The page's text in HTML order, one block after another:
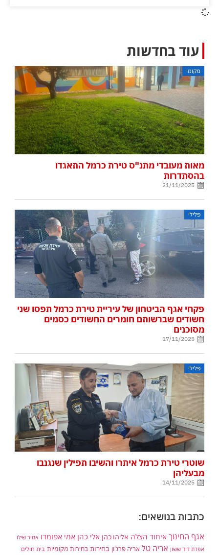
עוד בחדשות
מקומי
מאות מעובדי מתנ"ס טירת כרמל התאגדו
בהסתדרות
21/11/2025
פלילי
פקחי אגף הביטחון של עיריית טירת כרמל תפסו שני
חשודים שברשותם חומרים החשודים כסמים
מסוכנים
17/11/2025
פלילי
שוטרי טירת כרמל איתרו והשיבו תפילין שנגנבו
מבעליהן
14/11/2025
כתבות בנושאים:
אגף החינוך איחוד הצלה אליהו כהן אלי כהן אמי אפומדו אמיר שילו
אפרת דוד ששון אריה טל אריה פרג'ון בחירות בחירות מקומיות בית חולים